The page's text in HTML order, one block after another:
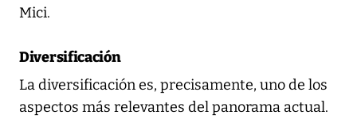
Mici.
Diversificación
La diversificación es, precisamente, uno de los
aspectos más relevantes del panorama actual.